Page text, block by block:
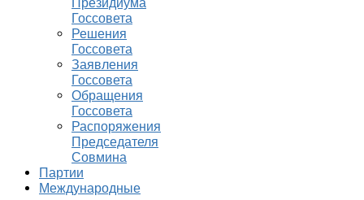
Госсовета
Решения
Госсовета
Заявления
Госсовета
Обращения
Госсовета
Распоряжения
Председателя
Совмина
Партии
Международные